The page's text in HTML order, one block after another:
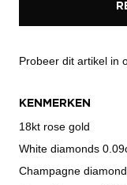
Probeer dit artikel in
KENMERKEN
18kt rose gold
White diamonds
Champagne